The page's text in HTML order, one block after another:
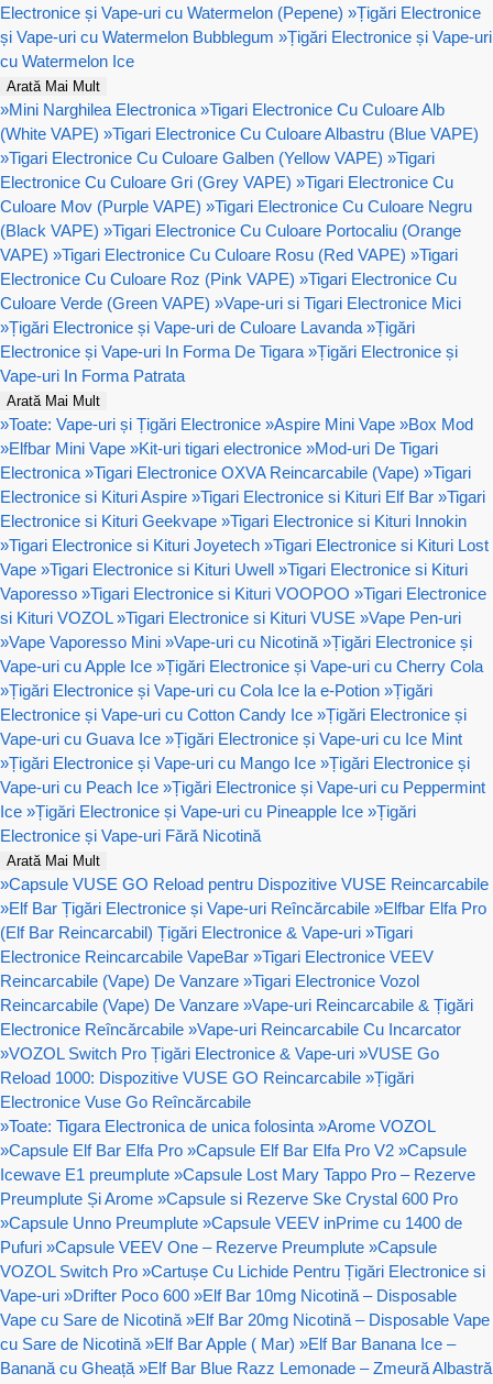
Electronice și Vape-uri cu Watermelon (Pepene) »Țigări Electronice
și Vape-uri cu Watermelon Bubblegum »Țigări Electronice și Vape-uri
cu Watermelon Ice
Arată Mai Mult
»Mini Narghilea Electronica »Tigari Electronice Cu Culoare Alb
(White VAPE) »Tigari Electronice Cu Culoare Albastru (Blue VAPE)
»Tigari Electronice Cu Culoare Galben (Yellow VAPE) »Tigari
Electronice Cu Culoare Gri (Grey VAPE) »Tigari Electronice Cu
Culoare Mov (Purple VAPE) »Tigari Electronice Cu Culoare Negru
(Black VAPE) »Tigari Electronice Cu Culoare Portocaliu (Orange
VAPE) »Tigari Electronice Cu Culoare Rosu (Red VAPE) »Tigari
Electronice Cu Culoare Roz (Pink VAPE) »Tigari Electronice Cu
Culoare Verde (Green VAPE) »Vape-uri si Tigari Electronice Mici
»Țigări Electronice și Vape-uri de Culoare Lavanda »Țigări
Electronice și Vape-uri In Forma De Tigara »Țigări Electronice și
Vape-uri In Forma Patrata
Arată Mai Mult
»Toate: Vape-uri și Țigări Electronice »Aspire Mini Vape »Box Mod
»Elfbar Mini Vape »Kit-uri tigari electronice »Mod-uri De Tigari
Electronica »Tigari Electronice OXVA Reincarcabile (Vape) »Tigari
Electronice si Kituri Aspire »Tigari Electronice si Kituri Elf Bar »Tigari
Electronice si Kituri Geekvape »Tigari Electronice si Kituri Innokin
»Tigari Electronice si Kituri Joyetech »Tigari Electronice si Kituri Lost
Vape »Tigari Electronice si Kituri Uwell »Tigari Electronice si Kituri
Vaporesso »Tigari Electronice si Kituri VOOPOO »Tigari Electronice
si Kituri VOZOL »Tigari Electronice si Kituri VUSE »Vape Pen-uri
»Vape Vaporesso Mini »Vape-uri cu Nicotină »Țigări Electronice și
Vape-uri cu Apple Ice »Țigări Electronice și Vape-uri cu Cherry Cola
»Țigări Electronice și Vape-uri cu Cola Ice la e-Potion »Țigări
Electronice și Vape-uri cu Cotton Candy Ice »Țigări Electronice și
Vape-uri cu Guava Ice »Țigări Electronice și Vape-uri cu Ice Mint
»Țigări Electronice și Vape-uri cu Mango Ice »Țigări Electronice și
Vape-uri cu Peach Ice »Țigări Electronice și Vape-uri cu Peppermint
Ice »Țigări Electronice și Vape-uri cu Pineapple Ice »Țigări
Electronice și Vape-uri Fără Nicotină
Arată Mai Mult
»Capsule VUSE GO Reload pentru Dispozitive VUSE Reincarcabile
»Elf Bar Țigări Electronice și Vape-uri Reîncărcabile »Elfbar Elfa Pro
(Elf Bar Reincarcabil) Țigări Electronice & Vape-uri »Tigari
Electronice Reincarcabile VapeBar »Tigari Electronice VEEV
Reincarcabile (Vape) De Vanzare »Tigari Electronice Vozol
Reincarcabile (Vape) De Vanzare »Vape-uri Reincarcabile & Țigări
Electronice Reîncărcabile »Vape-uri Reincarcabile Cu Incarcator
»VOZOL Switch Pro Țigări Electronice & Vape-uri »VUSE Go
Reload 1000: Dispozitive VUSE GO Reincarcabile »Țigări
Electronice Vuse Go Reîncărcabile
»Toate: Tigara Electronica de unica folosinta »Arome VOZOL
»Capsule Elf Bar Elfa Pro »Capsule Elf Bar Elfa Pro V2 »Capsule
Icewave E1 preumplute »Capsule Lost Mary Tappo Pro – Rezerve
Preumplute Și Arome »Capsule si Rezerve Ske Crystal 600 Pro
»Capsule Unno Preumplute »Capsule VEEV inPrime cu 1400 de
Pufuri »Capsule VEEV One – Rezerve Preumplute »Capsule
VOZOL Switch Pro »Cartușe Cu Lichide Pentru Țigări Electronice si
Vape-uri »Drifter Poco 600 »Elf Bar 10mg Nicotină – Disposable
Vape cu Sare de Nicotină »Elf Bar 20mg Nicotină – Disposable Vape
cu Sare de Nicotină »Elf Bar Apple ( Mar) »Elf Bar Banana Ice –
Banană cu Gheață »Elf Bar Blue Razz Lemonade – Zmeură Albastră